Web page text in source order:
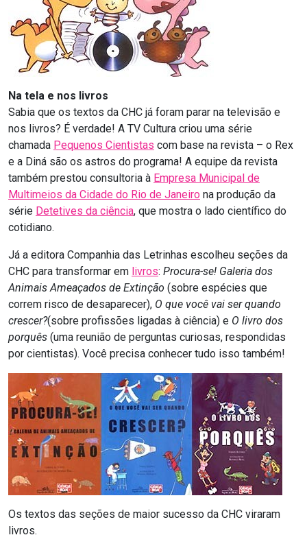
Na tela e nos livros
Sabia que os textos da CHC já foram parar na televisão e
nos livros? É verdade! A TV Cultura criou uma série
chamada Pequenos Cientistas com base na revista – o Rex
e a Diná são os astros do programa! A equipe da revista
também prestou consultoria à Empresa Municipal de
Multimeios da Cidade do Rio de Janeiro na produção da
série Detetives da ciência, que mostra o lado científico do
cotidiano.
Já a editora Companhia das Letrinhas escolheu seções da
CHC para transformar em livros: Procura-se! Galeria dos
Animais Ameaçados de Extinção (sobre espécies que
correm risco de desaparecer), O que você vai ser quando
crescer?(sobre profissões ligadas à ciência) e O livro dos
porquês (uma reunião de perguntas curiosas, respondidas
por cientistas). Você precisa conhecer tudo isso também!
Os textos das seções de maior sucesso da CHC viraram
livros.